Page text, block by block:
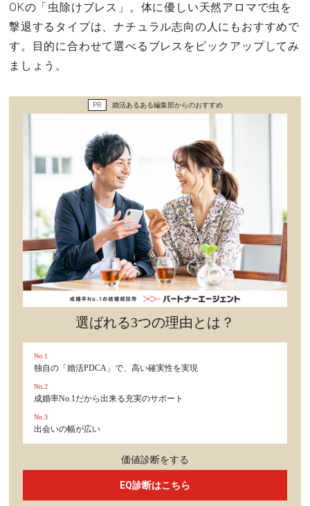
不倫・だめ男
感動
驚き
OKの「虫除けブレス」。体に優しい天然アロマで虫を
撃退するタイプは、ナチュラル志向の人にもおすすめで
す。目的に合わせて選べるブレスをピックアップしてみ
ましょう。
PR 婚活あるある編集部からのおすすめ
選ばれる3つの理由とは？
No.1
独自の「婚活PDCA」で、高い確実性を実現
No.2
成婚率No.1だから出来る充実のサポート
No.3
出会いの幅が広い
価値診断をする
EQ診断はこちら